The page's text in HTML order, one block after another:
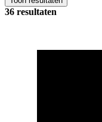
36 resultaten